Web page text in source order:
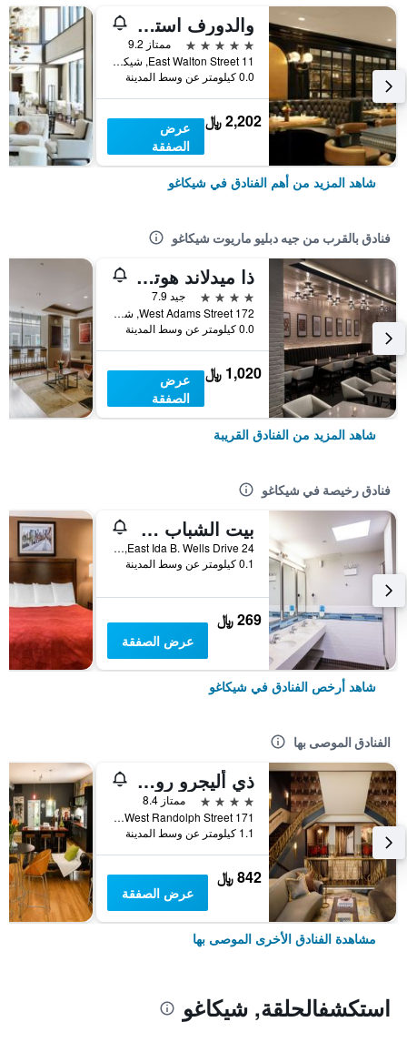
والدورف استوريا شيكاغو
5 نجوم
ممتاز 9.2
11 East Walton Street, شيكاغو, IL, الولايات المتحدة الأميريكية
0.0 كيلومتر عن وسط المدينة
2,202 ﷼
عرض
الصفقة
شاهد المزيد من أهم الفنادق في شيكاغو
فنادق بالقرب من جيه دبليو ماريوت شيكاغو
ذا ميدلاند هوتل، شيكاجو، إيه تريبوت بورتفوليو هوتل
4 نجوم
جيد 7.9
172 West Adams Street, شيكاغو, IL, الولايات المتحدة الأميريكية
0.0 كيلومتر عن وسط المدينة
1,020 ﷼
عرض
الصفقة
شاهد المزيد من الفنادق القريبة
فنادق رخيصة في شيكاغو
بيت الشباب HI Chicago
24 East Ida B. Wells Drive, شيكاغو, IL, الولايات المتحدة الأميريكية
0.1 كيلومتر عن وسط المدينة
269 ﷼
عرض الصفقة
شاهد أرخص الفنادق في شيكاغو
الفنادق الموصى بها
ذي أليجرو رويال سونيستا هوتل شيكاجو لوب
4 نجوم
ممتاز 8.4
171 West Randolph Street, شيكاغو, IL, الولايات المتحدة الأميريكية
1.1 كيلومتر عن وسط المدينة
842 ﷼
عرض الصفقة
مشاهدة الفنادق الأخرى الموصى بها
استكشفالحلقة, شيكاغو